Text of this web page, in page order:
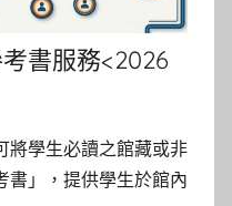
書服務<2026
將學生必讀之館藏或非
書」，提供學生於館內